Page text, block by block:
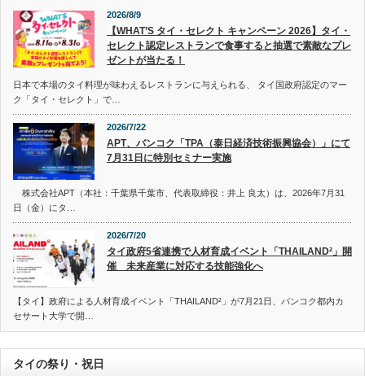
2026/8/9
【WHAT’S タイ・セレクト キャンペーン 2026】タイ・
セレクト認定レストランで食事すると抽選で素敵なプレ
ゼントが当たる！
日本で本場のタイ料理が味わえるレストランに与えられる、 タイ国政府認定のマー
ク「タイ・セレクト」で…
2026/7/22
APT、バンコク「TPA（泰日経済技術振興協会）」にて
7月31日に特別セミナー実施
株式会社APT（本社：千葉県千葉市、代表取締役：井上 良太）は、2026年7月31
日（金）にタ…
2026/7/20
タイ政府5省連携で人材育成イベント「THAILAND²」開
催 未来産業に対応する技能強化へ
【タイ】政府による人材育成イベント「THAILAND²」が7月21日、バンコク都内カ
セサート大学で開…
タイの祭り・祝日